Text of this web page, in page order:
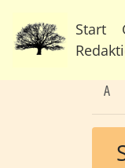
Start
A